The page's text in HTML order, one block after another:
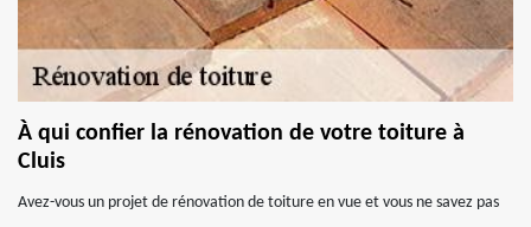
À qui confier la rénovation de votre toiture à
Cluis
Avez-vous un projet de rénovation de toiture en vue et vous ne savez pas